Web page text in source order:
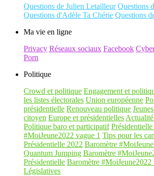
Questions de Julien Letailleur Questions
Questions d'Adèle Ta Chérie Questions
Ma vie en ligne
Privacy Réseaux sociaux Facebook
Porn
Politique
Crowd et politique Engagement et
les listes électorales Union européenne
présidentielle Renouveau politique
citoyen Europe et présidentielles
Politique baro et participatif
#MoiJeune2022 vague 1 Tips pour les
Présidentielle 2022 Baromètre
Quantum Jumping Baromètre
Présidentielle Baromètre #MoiJeune2022
Législatives